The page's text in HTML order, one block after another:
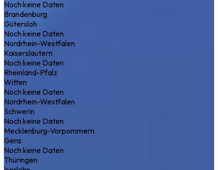
Noch keine Daten
Brandenburg
Gütersloh
Noch keine Daten
Nordrhein-Westfalen
Kaiserslautern
Noch keine Daten
Rheinland-Pfalz
Witten
Noch keine Daten
Nordrhein-Westfalen
Schwerin
Noch keine Daten
Mecklenburg-Vorpommern
Gera
Noch keine Daten
Thüringen